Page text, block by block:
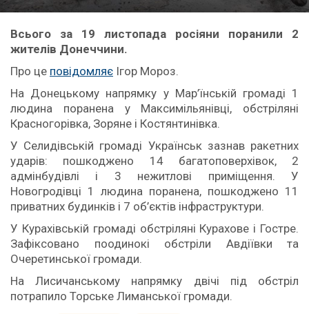
Всього за 19 листопада росіяни поранили 2
жителів Донеччини.
Про це повідомляє Ігор Мороз.
На Донецькому напрямку у Мар’їнській громаді 1
людина поранена у Максимільянівці, обстріляні
Красногорівка, Зоряне і Костянтинівка.
У Селидівській громаді Українськ зазнав ракетних
ударів: пошкоджено 14 багатоповерхівок, 2
адмінбудівлі і 3 нежитлові приміщення. У
Новогродівці 1 людина поранена, пошкоджено 11
приватних будинків і 7 об’єктів інфраструктури.
У Курахівській громаді обстріляні Курахове і Гостре.
Зафіксовано поодинокі обстріли Авдіївки та
Очеретинської громади.
На Лисичанському напрямку двічі під обстріл
потрапило Торське Лиманської громади.